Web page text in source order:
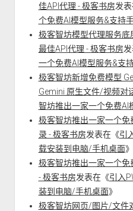
佳API代理 - 极客书房发
个免费AI模型服务&支持
极客智坊模型代理服务
最佳API代理 - 极客书房
一个免费AI模型服务&支
极客智坊新增免费模型
Gemini 原生文件/视频对
智坊推出一家一个免费AI
极客智坊推出一家一个
录 - 极客书房发表在《引
载安装到电脑/手机桌面》
极客智坊推出一家一个
- 极客书房发表在《引入
装到电脑/手机桌面》
极客智坊网页/图片/文件